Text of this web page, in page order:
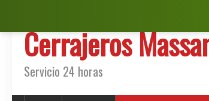
Cerrajeros
Servicio 24 horas